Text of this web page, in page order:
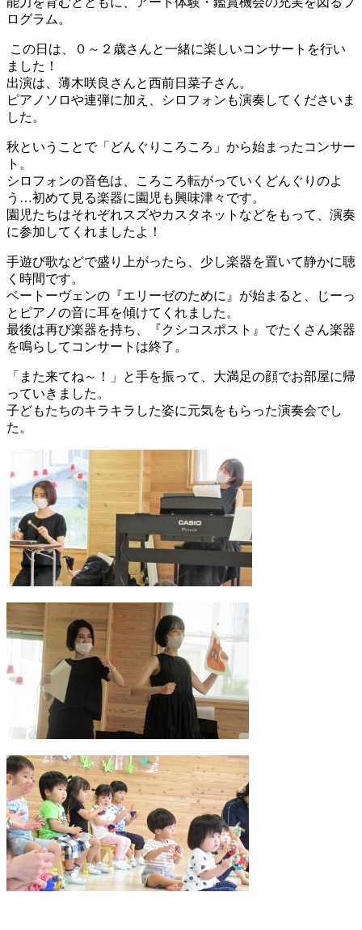
ログラム。
この日は、０～２歳さんと一緒に楽しいコンサートを行い
ました！
出演は、薄木咲良さんと西前日菜子さん。
ピアノソロや連弾に加え、シロフォンも演奏してくださいま
した。
秋ということで「どんぐりころころ」から始まったコンサー
ト。
シロフォンの音色は、ころころ転がっていくどんぐりのよ
う…初めて見る楽器に園児も興味津々です。
園児たちはそれぞれスズやカスタネットなどをもって、演奏
に参加してくれましたよ！
手遊び歌などで盛り上がったら、少し楽器を置いて静かに聴
く時間です。
ベートーヴェンの『エリーゼのために』が始まると、じーっ
とピアノの音に耳を傾けてくれました。
最後は再び楽器を持ち、『クシコスポスト』でたくさん楽器
を鳴らしてコンサートは終了。
「また来てね～！」と手を振って、大満足の顔でお部屋に帰
っていきました。
子どもたちのキラキラした姿に元気をもらった演奏会でし
た。